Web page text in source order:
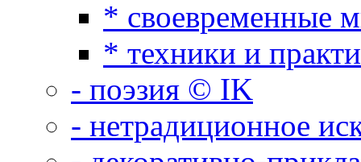
* своевременные
* техники и
- поэзия © IK
- нетрадиционное